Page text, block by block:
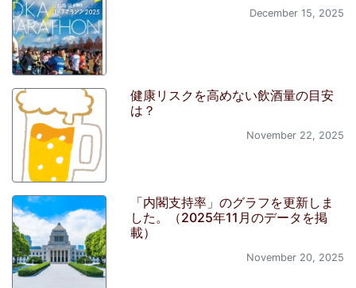
December 15, 2025
健康リスクを高めない飲酒量の目安
は？
November 22, 2025
「内閣支持率」のグラフを更新しま
した。（2025年11月のデータを掲
載）
November 20, 2025